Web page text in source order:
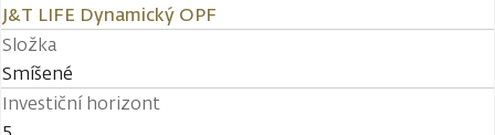
J&T LIFE Dynamický OPF
Složka
Smíšené
Investiční horizont